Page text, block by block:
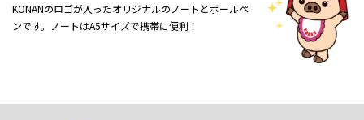
KONANのロゴが入ったオリジナルのノートとボールペ
ンです。ノートはA5サイズで携帯に便利！